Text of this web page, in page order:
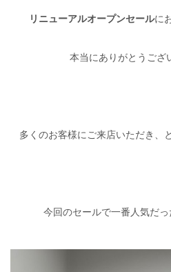
リニューアルオープンセールに
本当にありがとうござ
多くのお客様にご来店いただき
今回のセールで一番人気だ